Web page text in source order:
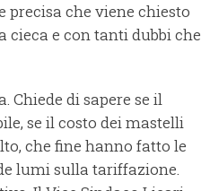
precisa che viene chiesto
e con tanti dubbi che
Chiede di sapere se il
se il costo dei mastelli
che fine hanno fatto le
lumi sulla tariffazione.